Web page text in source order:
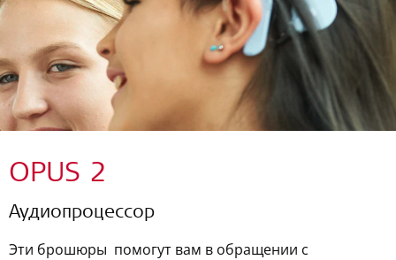
OPUS 2
Аудиопроцессор
Эти брошюры помогут вам в обращении с